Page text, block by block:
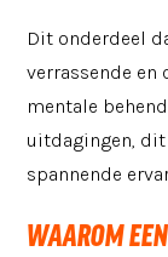
Dit onderdeel
verrassende en
mentale
uitdagingen, dit
spannende
WAAROM